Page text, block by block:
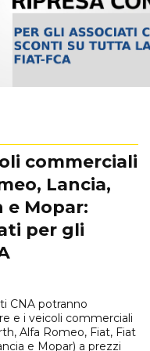
commerciali
Lancia,
e Mopar:
per gli
CNA potranno
e i veicoli commerciali
Alfa Romeo, Fiat, Fiat
e Mopar) a prezzi